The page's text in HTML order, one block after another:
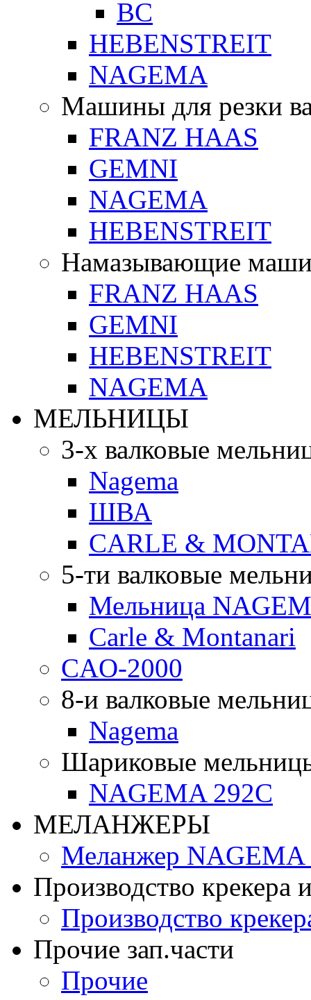
ВС
HEBENSTREIT
NAGEMA
Машины для резки
FRANZ HAAS
GEMNI
NAGEMA
HEBENSTREIT
Намазывающие
FRANZ HAAS
GEMNI
HEBENSTREIT
NAGEMA
МЕЛЬНИЦЫ
3-х валковые
Nagema
ШВА
CARLE &
5-ти валковые
Мельница
Carle & Montanari
CAO-2000
8-и валковые
Nagema
Шариковые
NAGEMA 292C
МЕЛАНЖЕРЫ
Меланжер NAGEMA
Производство крекера
Производство
Прочие зап.части
Прочие